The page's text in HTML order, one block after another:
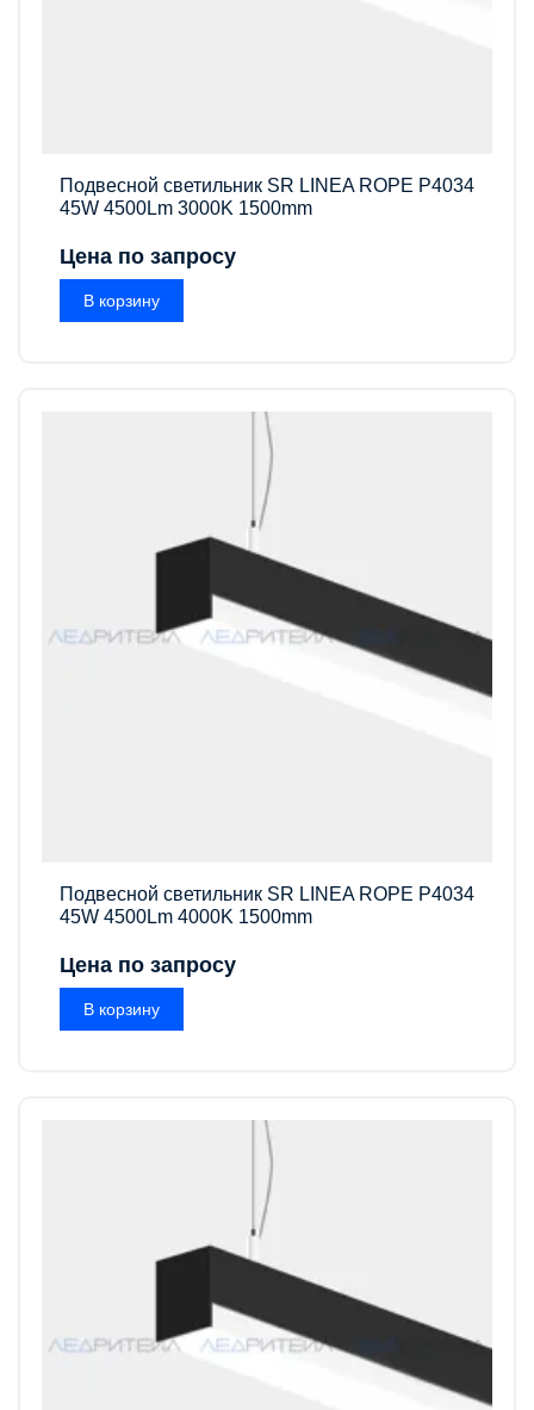
Подвесной светильник SR LINEA ROPE P4034
45W 4500Lm 3000K 1500mm
Цена по запросу
В корзину
Подвесной светильник SR LINEA ROPE P4034
45W 4500Lm 4000K 1500mm
Цена по запросу
В корзину